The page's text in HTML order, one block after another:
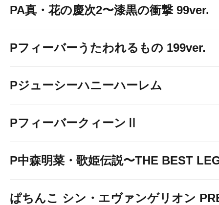
PA真・花の慶次2〜漆黒の衝撃 99ver.
Pフィーバーうたわれるもの 199ver.
Pジューシーハニーハーレム
PフィーバークィーンⅡ
P中森明菜・歌姫伝説〜THE BEST
ぱちんこ シン・エヴァンゲリオン